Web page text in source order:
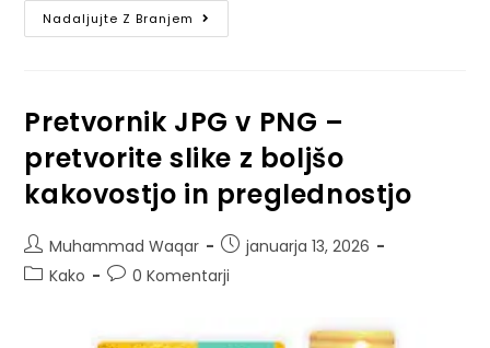
Nadaljujte Z Branjem
Pretvornik JPG v PNG –
pretvorite slike z boljšo
kakovostjo in preglednostjo
Muhammad Waqar
januarja 13, 2026
Kako
0 Komentarji